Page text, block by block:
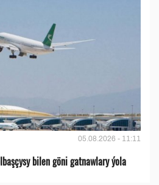
05.08.2026 - 11:11
bilen göni gatnawlary ýola